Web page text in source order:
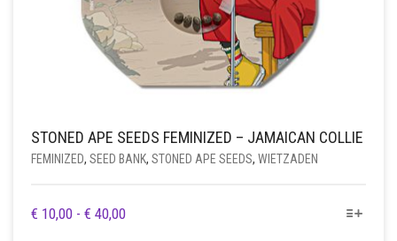
STONED APE SEEDS FEMINIZED – JAMAICAN COLLIE
FEMINIZED, SEED BANK, STONED APE SEEDS, WIETZADEN
€ 10,00 - € 40,00PRIJSKLASSE:
DIT